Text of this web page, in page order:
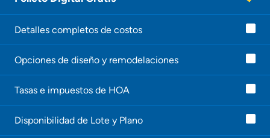
e
e
c
t
Detalles completos de costos
Opciones de diseño y remodelaciones
Tasas e impuestos de HOA
Disponibilidad de Lote y Plano